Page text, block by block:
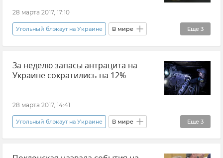
28 марта 2017, 17:10
Еще 3
Угольный блэкаут на Украине В мире
Новости Общество
Ситуация на Украине
За неделю запасы антрацита на
Украине сократились на 12%
28 марта 2017, 14:41
Еще 3
Угольный блэкаут на Украине В мире
Новости Общество